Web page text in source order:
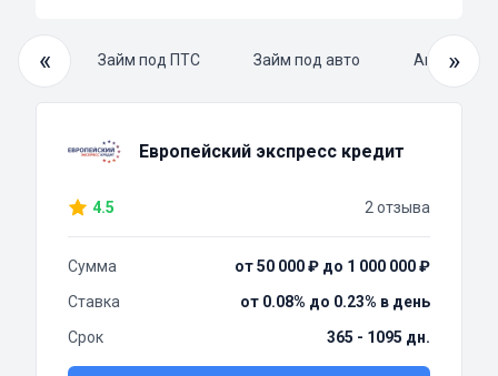
«
займ Займ под ПТС Займ под авто »
Европейский экспресс кредит
4.5 2 отзыва
Сумма
от 50 000 ₽ до 1 000 000 ₽
Ставка
от 0.08% до 0.23% в день
Срок
365 - 1095 дн.